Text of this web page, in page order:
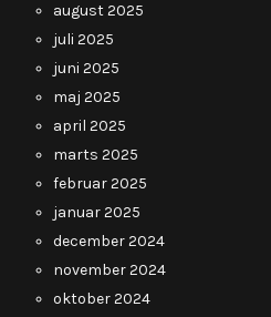
august 2025
juli 2025
juni 2025
maj 2025
april 2025
marts 2025
februar 2025
januar 2025
december 2024
november 2024
oktober 2024